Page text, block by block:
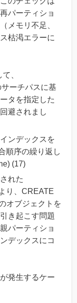
パーティショ
メモリ不足、
枯渇エラーに
、
ーチパスに基
タを指定した
避されまし
ンデックスを
順序の繰り返し
(17)
れた
り、CREATE
オブジェクトを
き起こす問題
パーティショ
デックスにコ
発生するケー